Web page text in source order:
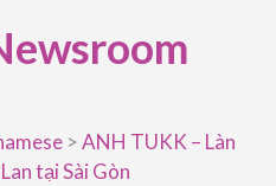
>ANH TUKK – Làn
tại Sài Gòn